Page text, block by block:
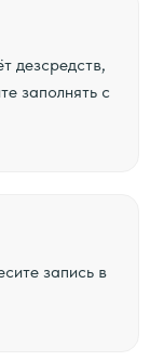
дезсредств,
заполнять с
запись в